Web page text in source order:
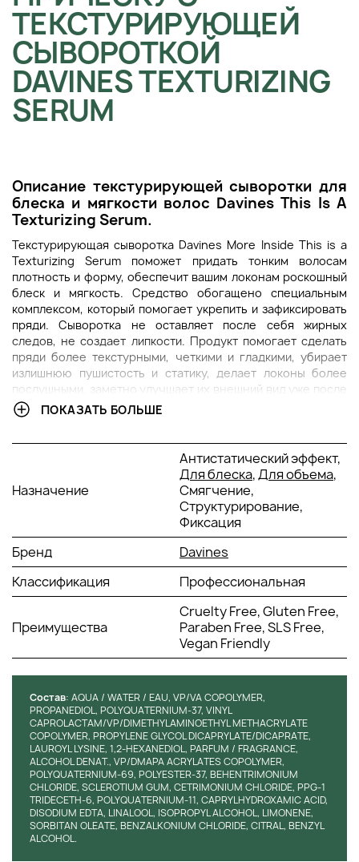
ТЕКСТУРИРУЮЩЕЙ
СЫВОРОТКОЙ
DAVINES TEXTURIZING
SERUM
Описание текстурирующей сыворотки для
блеска и мягкости волос Davines This Is A
Texturizing Serum.
Текстурирующая сыворотка Davines More Inside This is a
Texturizing Serum поможет придать тонким волосам
плотность и форму, обеспечит вашим локонам роскошный
блеск и мягкость. Средство обогащено специальным
комплексом, который помогает укрепить и зафиксировать
пряди. Сыворотка не оставляет после себя жирных
следов, не создает липкости. Продукт помогает сделать
пряди более текстурными, четкими и гладкими, убирает
излишнюю пушистость и статику, делает локоны более
послушными, заметно улучшает их внешний вид уже после
первого применения.
сывороткиTexturizing SerumDavines?
Текстурирующая сыворотка подходит для всех типов
волос, но особенно рекомендована для тонких и
нормальных. Комплекс аминокислот в составе средства
помогает насытить локоны полезными витаминами,
укрепить и восстановить их.
Способ применениятекстурирующей
сыворотки Davines Texturizing Serum:
Наносить на подсушенные полотенцем волосы,
распределять по всей длине, особое внимание уделяя
кончикам. Высушить.
ПОКАЗАТЬ БОЛЬШЕ
Назначение
Антистатический эффект,
Для блеска,Для объема,
Смягчение,
Структурирование,
Фиксация
Бренд
Davines
Классификация
Профессиональная
Преимущества
Cruelty Free, Gluten Free,
Paraben Free, SLS Free,
Vegan Friendly
Состав: AQUA / WATER / EAU, VP/VA COPOLYMER,
PROPANEDIOL, POLYQUATERNIUM-37, VINYL
CAPROLACTAM/VP/DIMETHYLAMINOETHYL METHACRYLATE
COPOLYMER, PROPYLENE GLYCOL DICAPRYLATE/DICAPRATE,
LAUROYL LYSINE, 1,2-HEXANEDIOL, PARFUM / FRAGRANCE,
ALCOHOL DENAT., VP/DMAPA ACRYLATES COPOLYMER,
POLYQUATERNIUM-69, POLYESTER-37, BEHENTRIMONIUM
CHLORIDE, SCLEROTIUM GUM, CETRIMONIUM CHLORIDE, PPG-1
TRIDECETH-6, POLYQUATERNIUM-11, CAPRYLHYDROXAMIC ACID,
DISODIUM EDTA, LINALOOL, ISOPROPYL ALCOHOL, LIMONENE,
SORBITAN OLEATE, BENZALKONIUM CHLORIDE, CITRAL, BENZYL
ALCOHOL.